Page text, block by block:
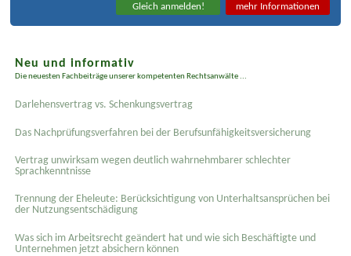
Gleich anmelden! mehr Informationen
Neu und informativ
Die neuesten Fachbeiträge unserer kompetenten Rechtsanwälte ...
Darlehensvertrag vs. Schenkungsvertrag
Das Nachprüfungsverfahren bei der Berufsunfähigkeitsversicherung
Vertrag unwirksam wegen deutlich wahrnehmbarer schlechter
Sprachkenntnisse
Trennung der Eheleute: Berücksichtigung von Unterhaltsansprüchen bei
der Nutzungsentschädigung
Was sich im Arbeitsrecht geändert hat und wie sich Beschäftigte und
Unternehmen jetzt absichern können